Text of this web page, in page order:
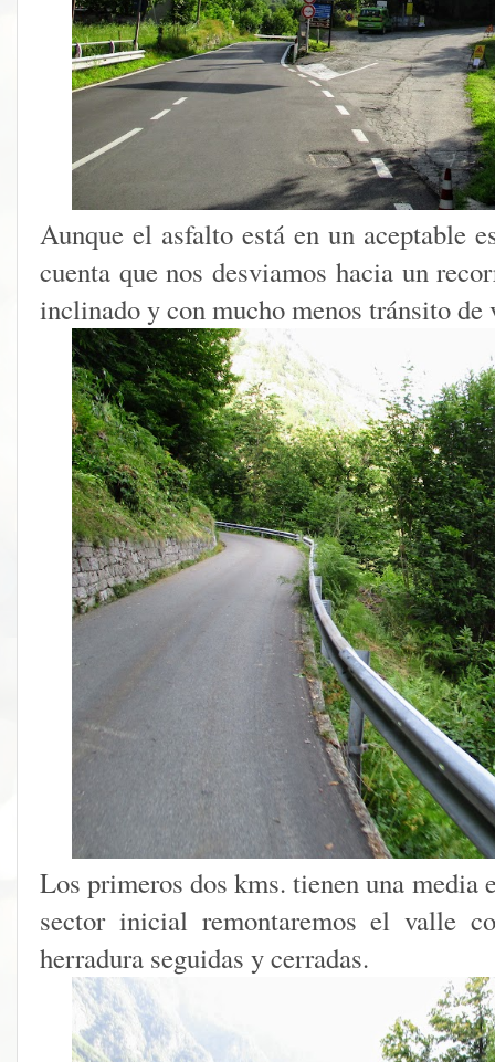
Aunque el asfalto está en un aceptable
cuenta que nos desviamos hacia un
inclinado y con mucho menos tránsito de
Los primeros dos kms. tienen una media
sector inicial remontaremos el valle
herradura seguidas y cerradas.